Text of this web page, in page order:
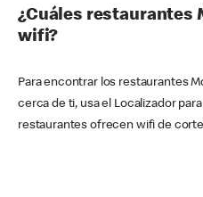
¿Cuáles restaurantes
wifi?
Para encontrar los restaurantes
cerca de ti, usa el Localizador
restaurantes ofrecen wifi de